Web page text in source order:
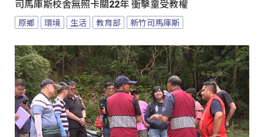
司馬庫斯校舍無照卡關22年 衝擊童受教權
原鄉 環境 生活 教育部 新竹司馬庫斯